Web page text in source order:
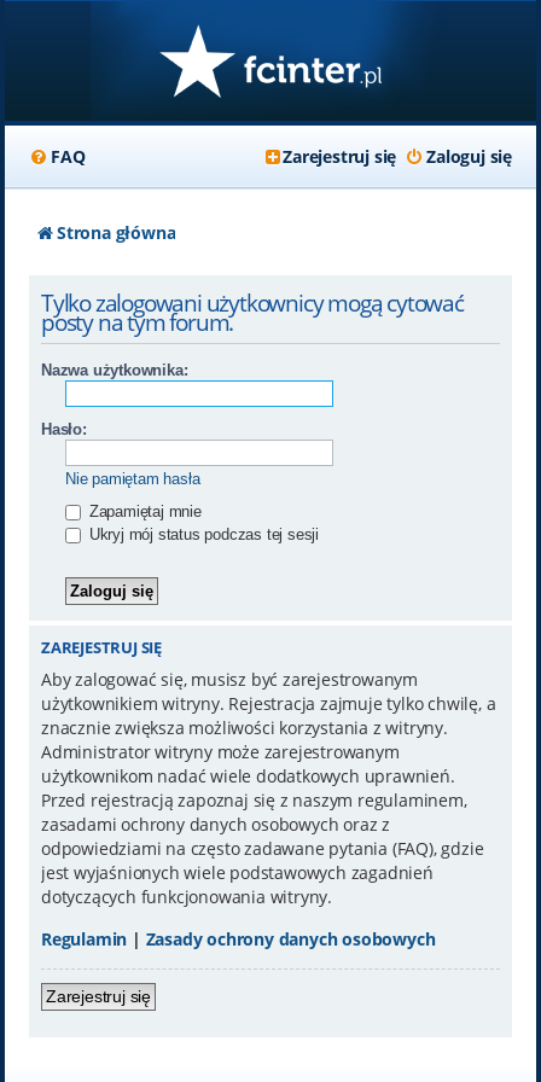
FAQ Zaloguj się
Zarejestruj się
Strona główna
Tylko zalogowani użytkownicy mogą cytować
posty na tym forum.
Nazwa użytkownika:
Hasło:
Nie pamiętam hasła
Zapamiętaj mnie
Ukryj mój status podczas tej sesji
ZAREJESTRUJ SIĘ
Aby zalogować się, musisz być zarejestrowanym
użytkownikiem witryny. Rejestracja zajmuje tylko chwilę, a
znacznie zwiększa możliwości korzystania z witryny.
Administrator witryny może zarejestrowanym
użytkownikom nadać wiele dodatkowych uprawnień.
Przed rejestracją zapoznaj się z naszym regulaminem,
zasadami ochrony danych osobowych oraz z
odpowiedziami na często zadawane pytania (FAQ), gdzie
jest wyjaśnionych wiele podstawowych zagadnień
dotyczących funkcjonowania witryny.
Regulamin | Zasady ochrony danych osobowych
Zarejestruj się